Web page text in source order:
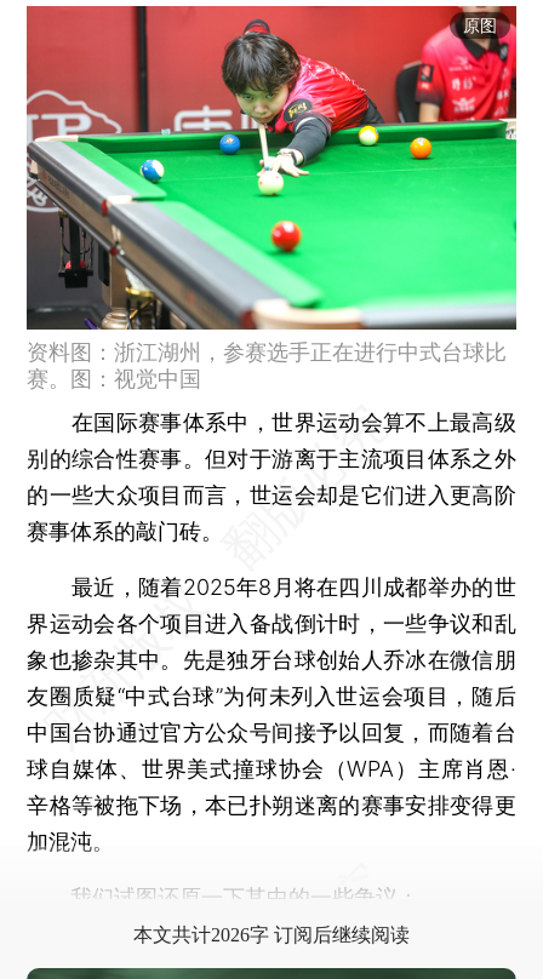
原图
资料图：浙江湖州，参赛选手正在进行中式台球比
赛。图：视觉中国
在国际赛事体系中，世界运动会算不上最高级
别的综合性赛事。但对于游离于主流项目体系之外
的一些大众项目而言，世运会却是它们进入更高阶
赛事体系的敲门砖。
最近，随着2025年8月将在四川成都举办的世
界运动会各个项目进入备战倒计时，一些争议和乱
象也掺杂其中。先是独牙台球创始人乔冰在微信朋
友圈质疑“中式台球”为何未列入世运会项目，随后
中国台协通过官方公众号间接予以回复，而随着台
球自媒体、世界美式撞球协会（WPA）主席肖恩·
辛格等被拖下场，本已扑朔迷离的赛事安排变得更
加混沌。
我们试图还原一下其中的一些争议：
本文共计2026字 订阅后继续阅读